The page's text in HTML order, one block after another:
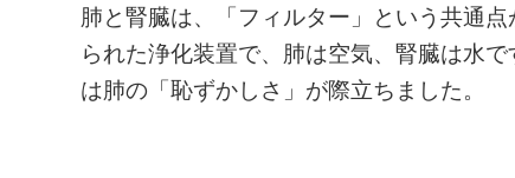
肺と腎臓は、「フィルター」という共通
られた浄化装置で、肺は空気、腎臓は水
は肺の「恥ずかしさ」が際立ちました。